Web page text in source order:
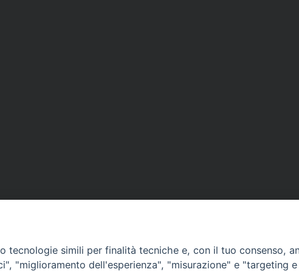
tecnologie simili per finalità tecniche e, con il tuo consenso,
"miglioramento dell'esperienza", "misurazione" e "targeting